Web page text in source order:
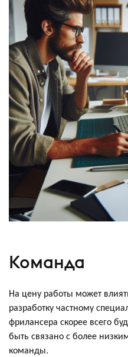
Команда
На цену работы может
разработку частному
фрилансера скорее всего
быть связано с более
команды.